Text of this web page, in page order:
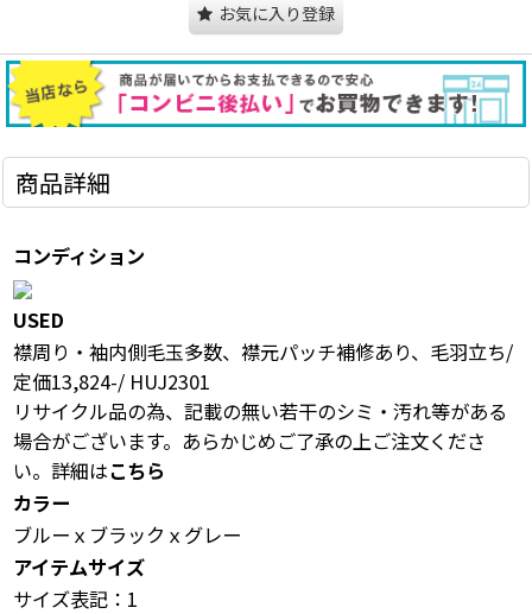
お気に入り登録
商品詳細
コンディション
USED
襟周り・袖内側毛玉多数、襟元パッチ補修あり、毛羽立ち/
定価13,824-/ HUJ2301
リサイクル品の為、記載の無い若干のシミ・汚れ等がある
場合がございます。あらかじめご了承の上ご注文くださ
い。詳細はこちら
カラー
ブルーｘブラックｘグレー
アイテムサイズ
サイズ表記：1